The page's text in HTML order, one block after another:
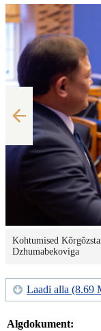
Kohtumised
Dzhumabekoviga
Laadi alla (8.69
Algdokument: